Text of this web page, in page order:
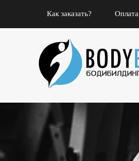
Как заказать?